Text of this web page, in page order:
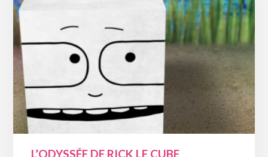
L’ODYSSÉE DE RICK LE CUBE